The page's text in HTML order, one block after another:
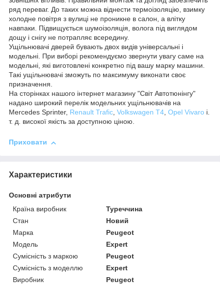
ряд переваг. До таких можна віднести термоізоляцію, взимку
холодне повітря з вулиці не проникне в салон, а влітку
навпаки. Підвищується шумоізоляція, волога під виглядом
дощу і снігу не потрапляє всередину.
Ущільнювачі дверей бувають двох видів універсальні і
модельні. При виборі рекомендуємо звернути увагу саме на
модельні, які виготовлені конкретно під вашу марку машини.
Такі ущільнювачі зможуть по максимуму виконати своє
призначення.
На сторінках нашого інтернет магазину "Світ Автотюнінгу"
надано широкий перелік модельних ущільнювачів на
Mercedes Sprinter, Renault Trafic, Volkswagen T4, Opel Vivaro і.
т. д. високої якість за доступною ціною.
Приховати
Характеристики
Основні атрибути
Країна виробник
Туреччина
Стан
Новий
Марка
Peugeot
Модель
Expert
Сумісність з маркою
Peugeot
Сумісність з моделлю
Expert
Виробник
Peugeot